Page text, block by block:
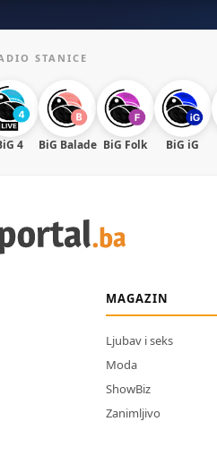
STANICE
4 BiG Balade BiG Folk BiG iG
MAGAZIN
Ljubav i seks
Moda
ShowBiz
Zanimljivo